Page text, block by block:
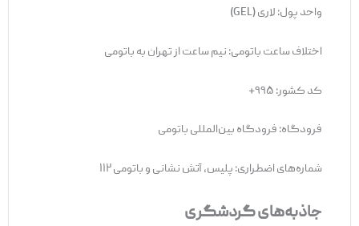
واحد پول: لاری (GEL)
اختلاف ساعت باتومی: نیم ساعت از تهران به باتومی
کد کشور: ۹۹۵+
فرودگاه: فرودگاه بین‌المللی باتومی
شماره‌های اضطراری: پلیس، آتش نشانی و باتومی ۱۱۲
جاذبه‌های گردشگری